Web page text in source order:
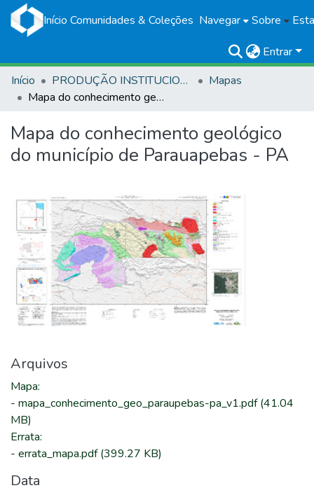
Início Comunidades & Coleções Navegar Sobre
Entrar
Início
PRODUÇÃO INSTITUCIONAL
Mapas
Mapa do conhecimento geológico do município de Parauapebas - PA
Mapa do conhecimento geológico
do município de Parauapebas - PA
Arquivos
Mapa:
- mapa_conhecimento_geo_paraupebas-pa_v1.pdf(41.04
MB)
Errata:
- errata_mapa.pdf(399.27 KB)
Data